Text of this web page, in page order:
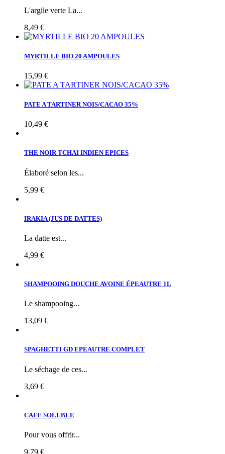
L'argile verte La...
8,49 €
MYRTILLE BIO 20 AMPOULES
15,99 €
PATE A TARTINER NOIS/CACAO 35%
10,49 €
THE NOIR TCHAI INDIEN EPICES
Élaboré selon les...
5,99 €
IRAKIA (JUS DE DATTES)
La datte est...
4,99 €
SHAMPOOING DOUCHE AVOINE ÉPEAUTRE 1L
Le shampooing...
13,09 €
SPAGHETTI GD EPEAUTRE COMPLET
Le séchage de ces...
3,69 €
CAFE SOLUBLE
Pour vous offrir...
9,79 €